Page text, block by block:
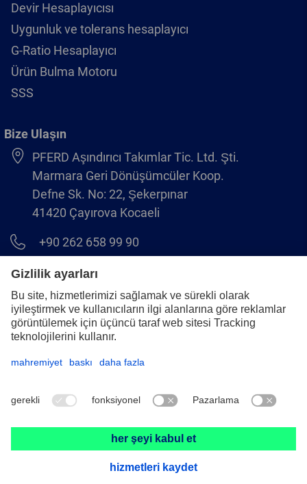
Devir Hesaplayıcısı
Uygunluk ve tolerans hesaplayıcı
G-Ratio Hesaplayıcı
Ürün Bulma Motoru
SSS
Bize Ulaşın
PFERD Aşındırıcı Takımlar Tic. Ltd. Şti.
Marmara Geri Dönüşümcüler Koop.
Defne Sk. No: 22, Şekerpınar
41420 Çayırova Kocaeli
+90 262 658 99 90
info@pferd.com.tr
+90 262 658 00 23
Yasal uyarı
Genel Koşullar
© 2026 PFERD Aşındırıcı Takımlar Tic. Ltd. Şti.